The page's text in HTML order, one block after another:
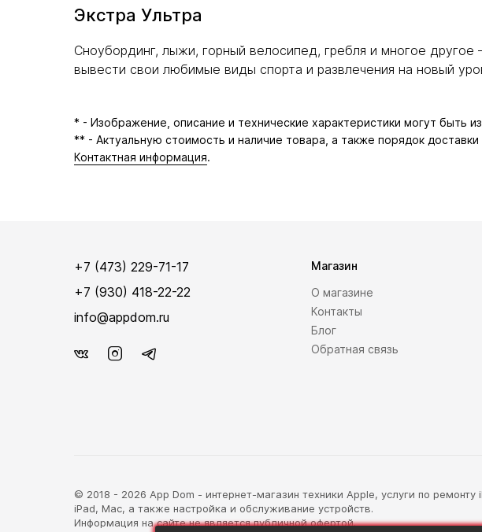
Экстра Ультра
Сноубординг, лыжи, горный велосипед, гребля и многое
вывести свои любимые виды спорта и развлечения на новый
* - Изображение, описание и технические характеристики могут быть
** - Актуальную стоимость и наличие товара, а также порядок
Контактная информация.
+7 (473) 229-71-17
+7 (930) 418-22-22
info@appdom.ru
Магазин
О магазине
Контакты
Блог
Обратная связь
© 2018 - 2026 App Dom - интернет-магазин техники Apple, услуги по ремонту
iPad, Mac, а также настройка и обслуживание устройств.
Информация на сайте не является публичной офертой.